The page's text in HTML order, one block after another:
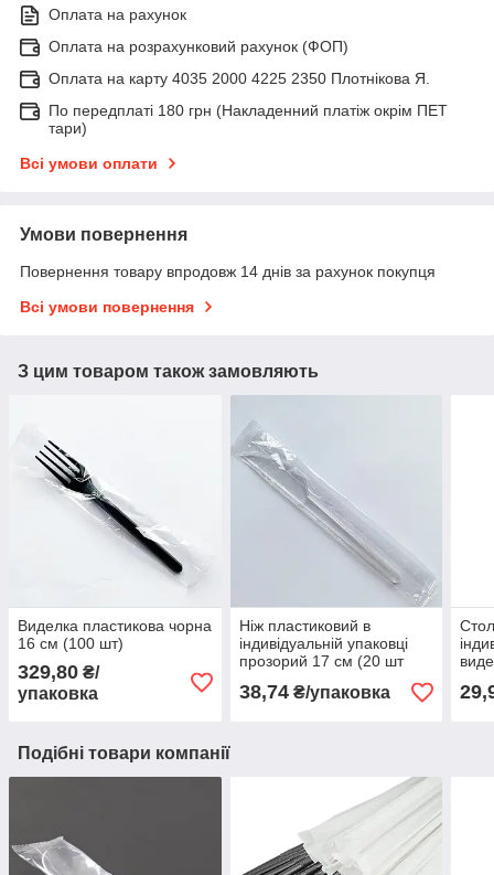
Оплата на рахунок
Оплата на розрахунковий рахунок (ФОП)
Оплата на карту 4035 2000 4225 2350 Плотнікова Я.
По передплаті 180 грн (Накладенний платіж окрім ПЕТ
тари)
Всі умови оплати
Умови повернення
Повернення товару впродовж 14 днів за рахунок покупця
Всі умови повернення
З цим товаром також замовляють
Виделка пластикова чорна
16 см (100 шт)
329,80 ₴/
упаковка
Ніж пластиковий в
індивідуальній упаковці
прозорий 17 см (20 шт
38,74₴/упаковка
Подібні товари компанії